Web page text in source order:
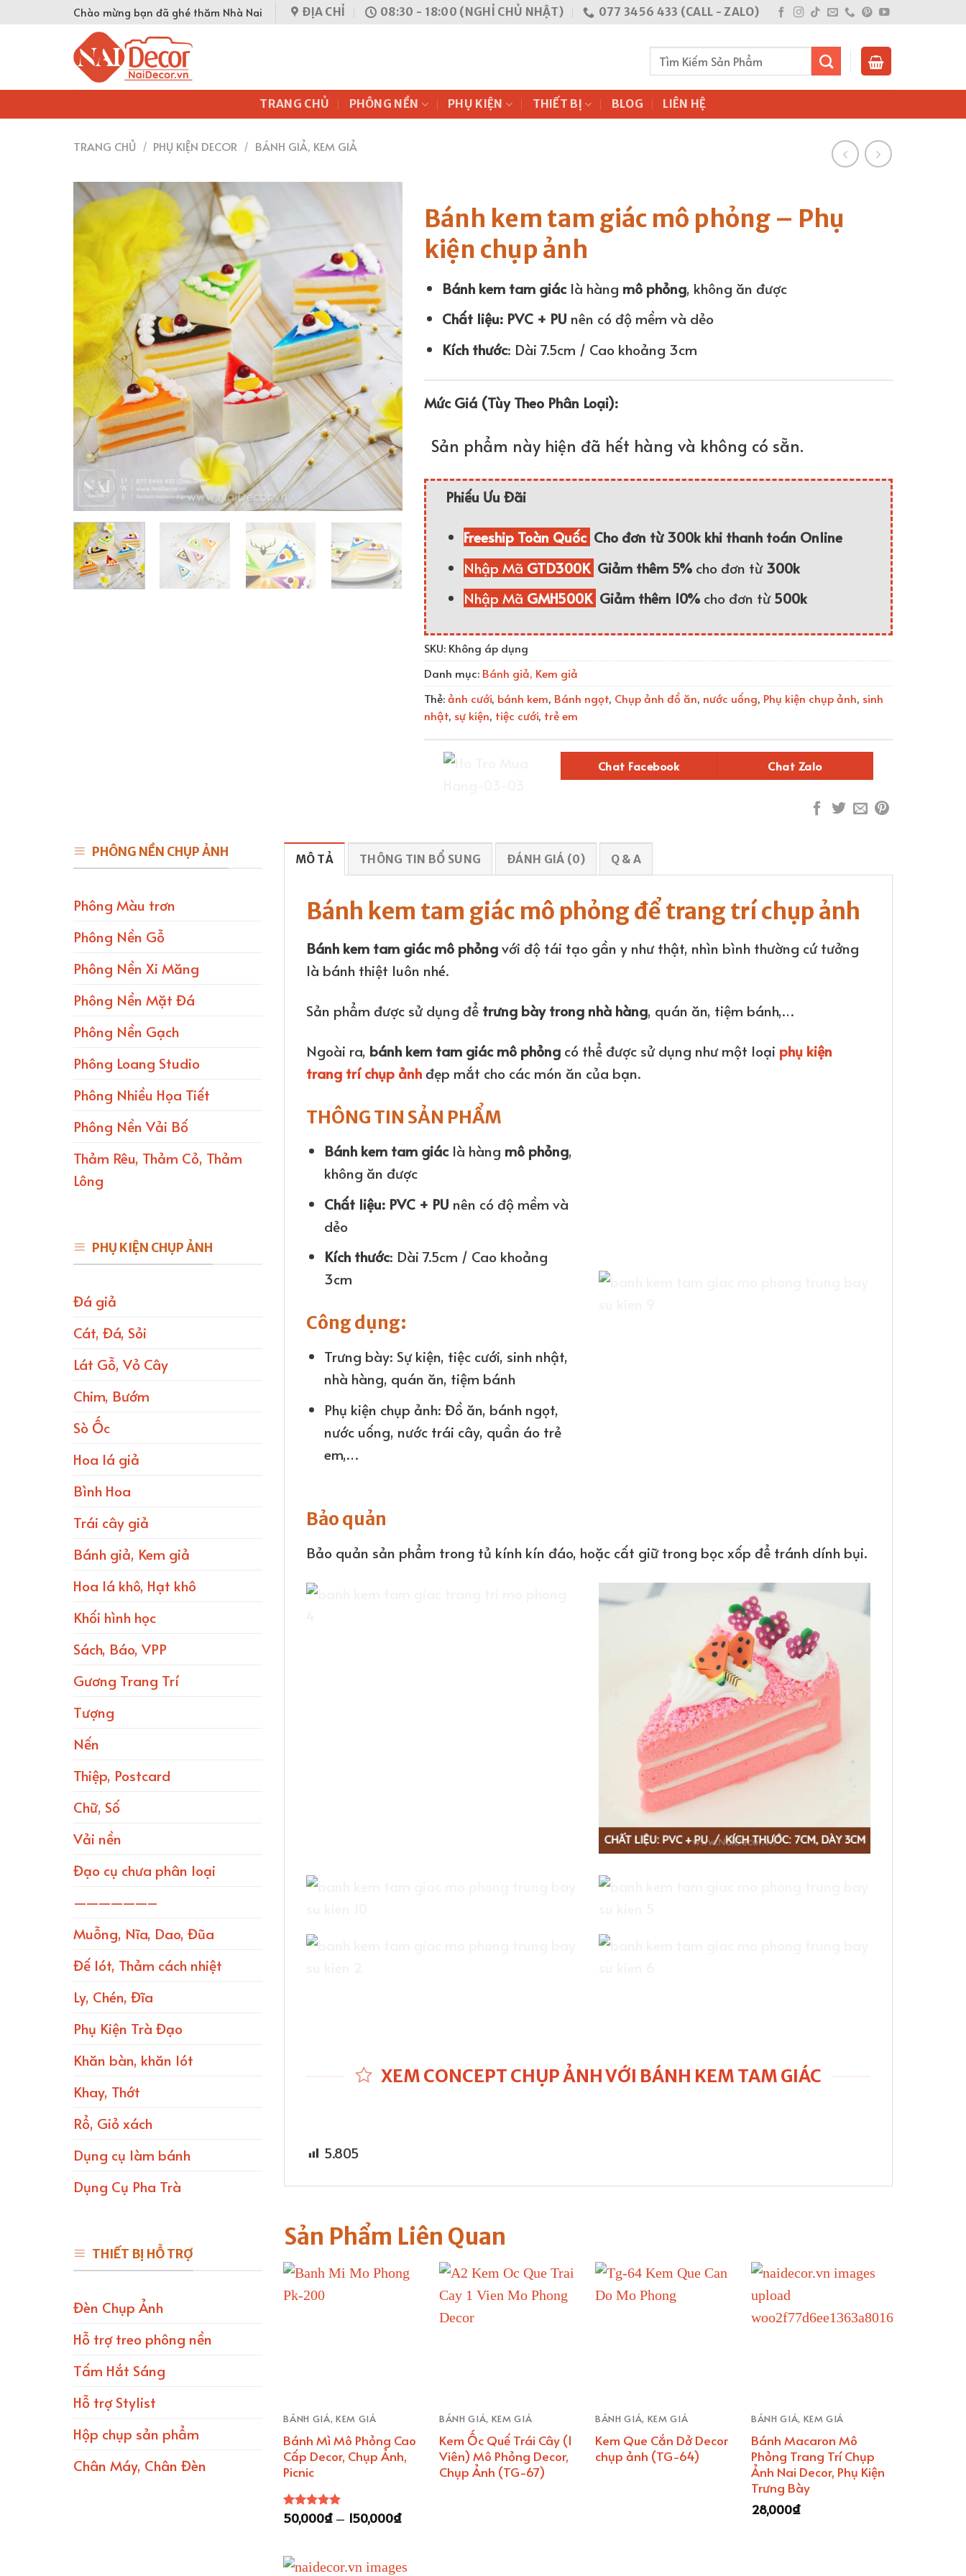
Chào mừng bạn đã ghé thăm Nhà Nai ĐỊA CHỈ 08:30 - 18:00 (NGHỈ CHỦ NHẬT) 077 3456 433 (CALL - ZALO)
Tìm
kiếm:
TRANG CHỦ PHÔNG NỀN PHỤ KIỆN THIẾT BỊ BLOG LIÊN HỆ
TRANG CHỦ / PHỤ KIỆN DECOR / BÁNH GIẢ, KEM GIẢ
Bánh kem tam giác mô phỏng – Phụ
kiện chụp ảnh
Bánh kem tam giáclà hàng mô phỏng, không ăn được
Chất liệu: PVC + PU nên có độ mềm và dẻo
Kích thước: Dài 7.5cm / Cao khoảng 3cm
Mức Giá (Tùy Theo Phân Loại):
Sản phẩm này hiện đã hết hàng và không có sẵn.
Phiếu Ưu Đãi
Freeship Toàn Quốc Cho đơn từ 300k khi thanh toán Online
Nhập Mã GTD300K Giảm thêm 5%cho đơn từ300k
Nhập Mã GMH500K Giảm thêm 10%cho đơn từ500k
SKU: Không áp dụng
Danh mục: Bánh giả, Kem giả
Thẻ:ảnh cưới, bánh kem, Bánh ngọt, Chụp ảnh đồ ăn, nước uống, Phụ kiện chụp ảnh, sinh
nhật, sự kiện, tiệc cưới, trẻ em
Chat Facebook Chat Zalo
PHÔNG NỀN CHỤP ẢNH
Phông Màu trơn
Phông Nền Gỗ
Phông Nền Xi Măng
Phông Nền Mặt Đá
Phông Nền Gạch
Phông Loang Studio
Phông Nhiều Họa Tiết
Phông Nền Vải Bố
Thảm Rêu, Thảm Cỏ, Thảm
Lông
PHỤ KIỆN CHỤP ẢNH
Đá giả
Cát, Đá, Sỏi
Lát Gỗ, Vỏ Cây
Chim, Bướm
Sò Ốc
Hoa lá giả
Bình Hoa
Trái cây giả
Bánh giả, Kem giả
Hoa lá khô, Hạt khô
Khối hình học
Sách, Báo, VPP
Gương Trang Trí
Tượng
Nến
Thiệp, Postcard
Chữ, Số
Vải nền
Đạo cụ chưa phân loại
——————–
Muỗng, Nĩa, Dao, Đũa
Đế lót, Thảm cách nhiệt
Ly, Chén, Đĩa
Phụ Kiện Trà Đạo
Khăn bàn, khăn lót
Khay, Thớt
Rổ, Giỏ xách
Dụng cụ làm bánh
Dụng Cụ Pha Trà
THIẾT BỊ HỖ TRỢ
Đèn Chụp Ảnh
Hỗ trợ treo phông nền
Tấm Hắt Sáng
Hỗ trợ Stylist
Hộp chụp sản phẩm
Chân Máy, Chân Đèn
MÔ TẢ THÔNG TIN BỔ SUNG ĐÁNH GIÁ (0) Q & A
Bánh kem tam giác mô phỏng để trang trí chụp ảnh
Bánh kem tam giác mô phỏngvới độ tái tạo gần y như thật, nhìn bình thường cứ tưởng
là bánh thiệt luôn nhé.
Sản phẩm được sử dụng để trưng bày trong nhà hàng, quán ăn, tiệm bánh,…
Ngoài ra, bánh kem tam giác mô phỏngcó thể được sử dụng như một loại phụ kiện
trang trí chụp ảnhđẹp mắt cho các món ăn của bạn.
THÔNG TIN SẢN PHẨM
Bánh kem tam giáclà hàng mô phỏng,
không ăn được
Chất liệu: PVC + PU nên có độ mềm và
dẻo
Kích thước: Dài 7.5cm / Cao khoảng
3cm
Công dụng:
Trưng bày: Sự kiện, tiệc cưới, sinh nhật,
nhà hàng, quán ăn, tiệm bánh
Phụ kiện chụp ảnh: Đồ ăn, bánh ngọt,
nước uống, nước trái cây, quần áo trẻ
em,…
Bảo quản
Bảo quản sản phẩm trong tủ kính kín đáo, hoặc cất giữ trong bọc xốp để tránh dính bụi.
XEM CONCEPT CHỤP ẢNH VỚI BÁNH KEM TAM GIÁC
5.805
Sản Phẩm Liên Quan
BÁNH GIẢ, KEM GIẢ
Bánh Mì Mô Phỏng Cao
Cấp Decor, Chụp Ảnh,
Picnic
Được xếp
hạng
50,000₫ – 150,000₫Khoảng
đến
BÁNH GIẢ, KEM GIẢ
Kem Ốc Quế Trái Cây (1
Viên) Mô Phỏng Decor,
Chụp Ảnh (TG-67)
BÁNH GIẢ, KEM GIẢ
Kem Que Cắn Dở Decor
chụp ảnh (TG-64)
BÁNH GIẢ, KEM GIẢ
Bánh Macaron Mô
Phỏng Trang Trí Chụp
Ảnh Nai Decor, Phụ Kiện
Trưng Bày
28,000₫